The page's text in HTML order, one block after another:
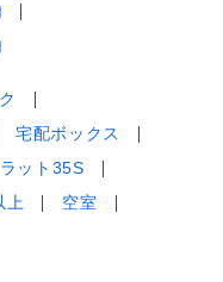
宅配ボックス
ット35S
上
空室